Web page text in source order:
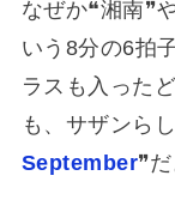
なぜか❝湘南❞
いう8分の6拍
ラスも入った
も、サザンら
September❞だ